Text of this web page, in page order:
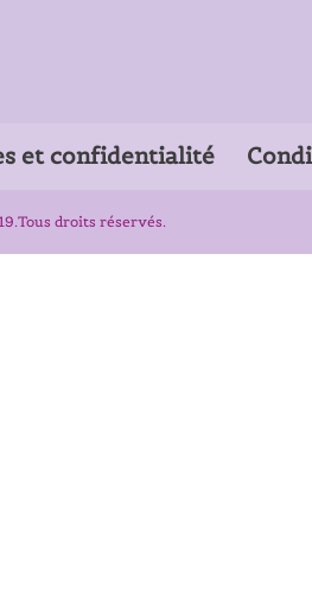
et confidentialité
droits réservés.